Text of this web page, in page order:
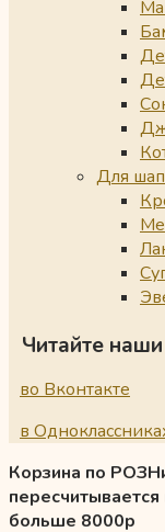
Для
Читайте
во Вконтакте
в
Корзина по
больше 8000р